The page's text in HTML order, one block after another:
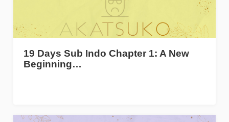
19 Days Sub Indo Chapter 1: A New
Beginning…